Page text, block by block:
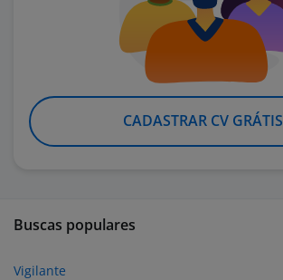
CADASTRAR CV GRÁTIS
Buscas populares
Vigilante